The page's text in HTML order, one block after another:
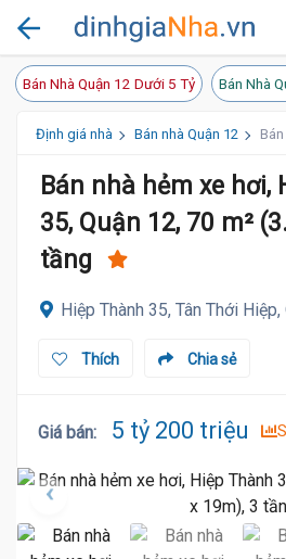
Bán Nhà Quận 12 Dưới 5 Tỷ Bán Nhà
Định giá nhà Bán nhà Quận 12
Bán nhà hẻm xe hơi,
35, Quận 12, 70 m²
tầng
Hiệp Thành 35, Tân Thới Hiệp,
Chia sẻ
Thích
Giá bán: 5 tỷ 200 triệu